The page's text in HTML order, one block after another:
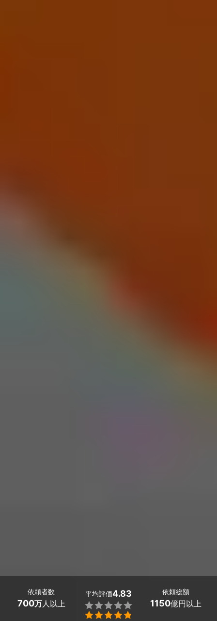
依頼者数
700万人以上
平均評価4.83


依頼総額
1150億円以上